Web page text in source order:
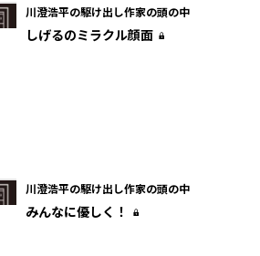
川澄浩平の駆け出し作家の頭の中
しげるのミラクル顔面
川澄浩平の駆け出し作家の頭の中
みんなに優しく！